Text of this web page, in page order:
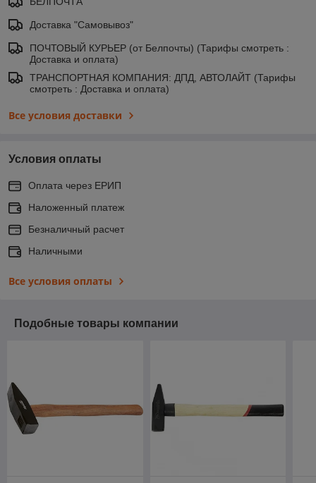
Доставка "Самовывоз"
ПОЧТОВЫЙ КУРЬЕР (от Белпочты) (Тарифы смотреть :
Доставка и оплата)
ТРАНСПОРТНАЯ КОМПАНИЯ: ДПД, АВТОЛАЙТ (Тарифы
смотреть : Доставка и оплата)
Все условия доставки
Условия оплаты
Оплата через ЕРИП
Наложенный платеж
Безналичный расчет
Наличными
Все условия оплаты
Подобные товары компании